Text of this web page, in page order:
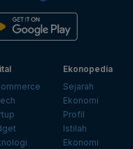
Ekonopedia
Sejarah
Ekonomi
Profil
Istilah
Ekonomi